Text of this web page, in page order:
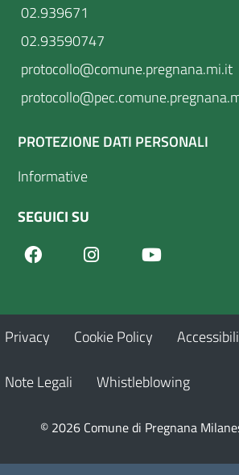
02.939671
02.93590747
protocollo@comune.pregnana.mi.it
PROTEZIONE DATI PERSONALI
Informative
SEGUICI SU
FacebookInstagram
Privacy Cookie Policy
Note Legali Whistleblowing
© 2026 Comune di Pregnana